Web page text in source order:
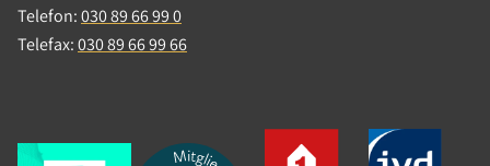
Berlin
Verkaufspreis: 264.000,00 €
Telefon:030 89 66 99 0
Telefax:030 89 66 99 66